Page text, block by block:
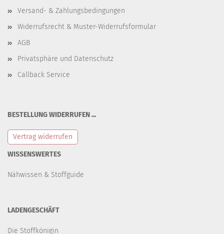
Versand- & Zahlungsbedingungen
Widerrufsrecht & Muster-Widerrufsformular
AGB
Privatsphäre und Datenschutz
Callback Service
BESTELLUNG WIDERRUFEN ...
Vertrag widerrufen
WISSENSWERTES
Nähwissen & Stoffguide
LADENGESCHÄFT
Die Stoffkönigin